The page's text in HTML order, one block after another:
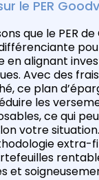
le PER
que le PER
alignant
Avec des
ce plan
les
ce qui
votre
extra-
et